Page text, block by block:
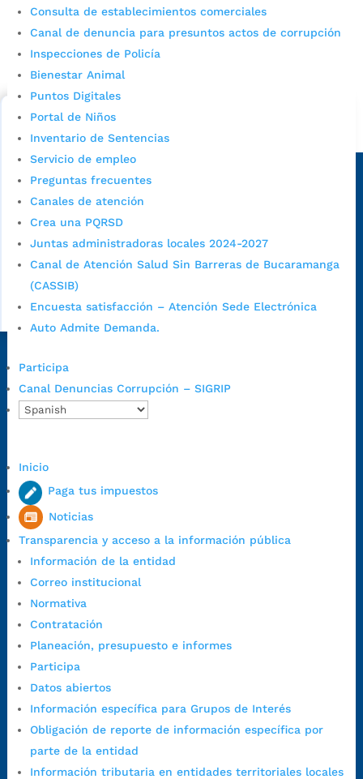
Consulta de establecimientos comerciales
Canal de denuncia para presuntos actos de corrupción
Inspecciones de Policía
Bienestar Animal
Puntos Digitales
Portal de Niños
Inventario de Sentencias
Servicio de empleo
Preguntas frecuentes
Canales de atención
Crea una PQRSD
Juntas administradoras locales 2024-2027
Canal de Atención Salud Sin Barreras de Bucaramanga
(CASSIB)
Encuesta satisfacción – Atención Sede Electrónica
Auto Admite Demanda.
Participa
Canal Denuncias Corrupción – SIGRIP
Inicio
Paga tus impuestos
Noticias
Transparencia y acceso a la información pública
Información de la entidad
Correo institucional
Normativa
Contratación
Planeación, presupuesto e informes
Participa
Datos abiertos
Información específica para Grupos de Interés
Obligación de reporte de información específica por
parte de la entidad
Información tributaria en entidades territoriales locales
Cupos Escolares Bucaramanga 2022
Consulta aqui los pasos para inscribirse y solicitar un
cupo escolar en los colegios oficiales de
Bucaramanga.
Alcaldía de Bucaramanga
Sede principal
Dirección Fase I:
Colombia.
Dirección Fase II:Carrera 11 # 34-52, Bucaramanga, Santander,
Horario de Atención:
1:00 p.m. a 5:30 p.m. / viernes jornada continua en el horario de
7:00 a.m. a 5:00 p.m., con 30 minutos de descanso al medio día.
Horario de Atención CAME (Central):